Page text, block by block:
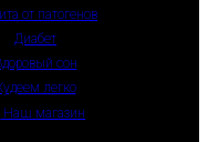
от патогенов
Диабет
сон
легко
Наш магазин